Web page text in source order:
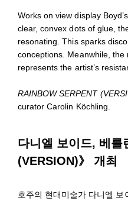
Works on view display
clear, convex dots of glue,
resonating. This sparks
conceptions. Meanwhile,
represents the artist’s
RAINBOW SERPENT
curator Carolin Köchling.
다니엘 보이드, 베를
(VERSION)》 개최
호주의 현대미술가 다니엘